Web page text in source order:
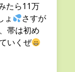
たら11万
ょ
さすが
帯は初め
いくぜ